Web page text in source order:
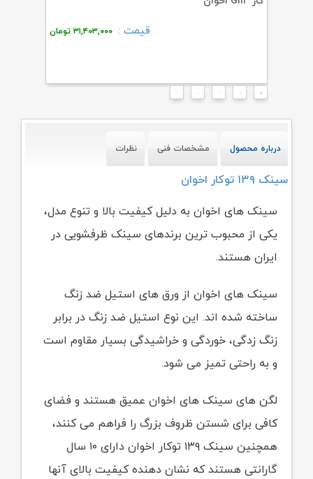
قیمت : ۳۱,۴۰۳,۰۰۰ تومان
درباره محصول مشخصات فنی نظرات
سینک ۱۳۹ توکار اخوان
سینک های اخوان به دلیل کیفیت بالا و تنوع مدل،
یکی از محبوب ترین برندهای سینک ظرفشویی در
ایران هستند.
سینک های اخوان از ورق های استیل ضد زنگ
ساخته شده اند. این نوع استیل ضد زنگ در برابر
زنگ زدگی، خوردگی و خراشیدگی بسیار مقاوم است
و به راحتی تمیز می شود.
لگن های سینک های اخوان عمیق هستند و فضای
کافی برای شستن ظروف بزرگ را فراهم می کنند،
همچنین سینک ۱۳۹ توکار اخوان دارای ۱۰ سال
گارانتی هستند که نشان دهنده کیفیت بالای آنها